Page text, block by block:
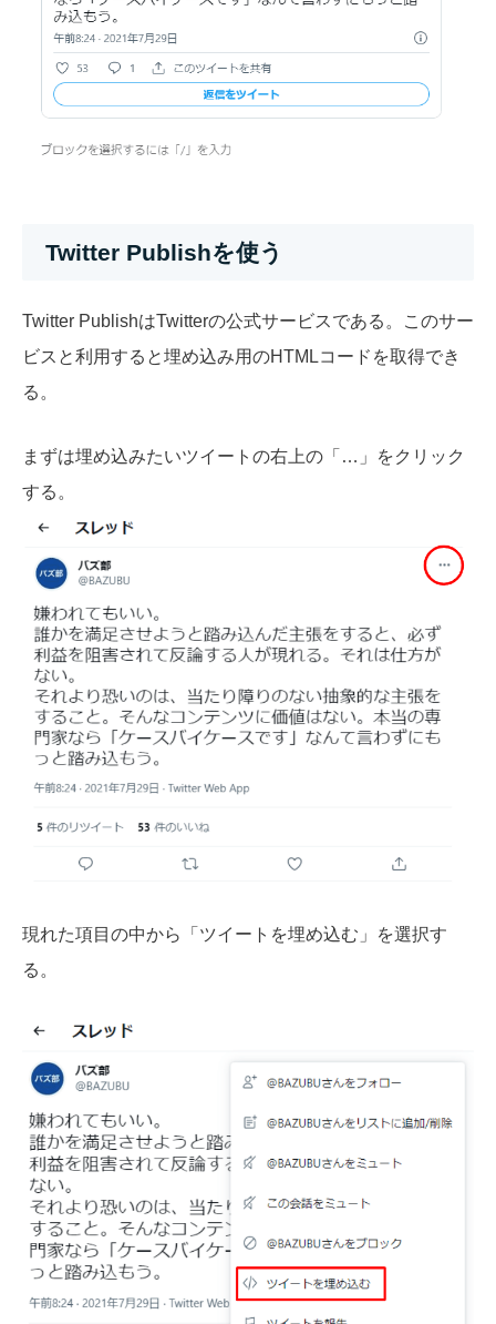
Twitter Publishを使う
Twitter PublishはTwitterの公式サービスである。このサー
ビスと利用すると埋め込み用のHTMLコードを取得でき
る。
まずは埋め込みたいツイートの右上の「…」をクリック
する。
現れた項目の中から「ツイートを埋め込む」を選択す
る。